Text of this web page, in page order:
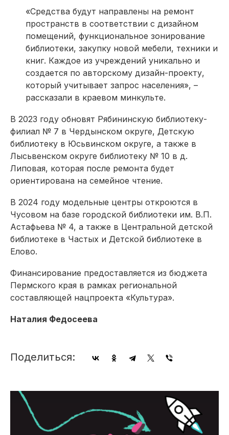
«Средства будут направлены на ремонт
пространств в соответствии с дизайном
помещений, функциональное зонирование
библиотеки, закупку новой мебели, техники и
книг. Каждое из учреждений уникально и
создается по авторскому дизайн-проекту,
который учитывает запрос населения», –
рассказали в краевом минкульте.
В 2023 году обновят Рябининскую библиотеку-
филиал № 7 в Чердынском округе, Детскую
библиотеку в Юсьвинском округе, а также в
Лысьвенском округе библиотеку № 10 в д.
Липовая, которая после ремонта будет
ориентирована на семейное чтение.
В 2024 году модельные центры откроются в
Чусовом на базе городской библиотеки им. В.П.
Астафьева № 4, а также в Центральной детской
библиотеке в Частых и Детской библиотеке в
Елово.
Финансирование предоставляется из бюджета
Пермского края в рамках региональной
составляющей нацпроекта «Культура».
Наталия Федосеева
Поделиться: